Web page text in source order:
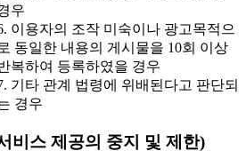
우
이용자의 조작 미숙이나 광고목적으
동일한 내용의 게시물을 10회 이상
복하여 등록하였을 경우
기타 관계 법령에 위배된다고 판단되
경우
비스 제공의 중지 및 제한)